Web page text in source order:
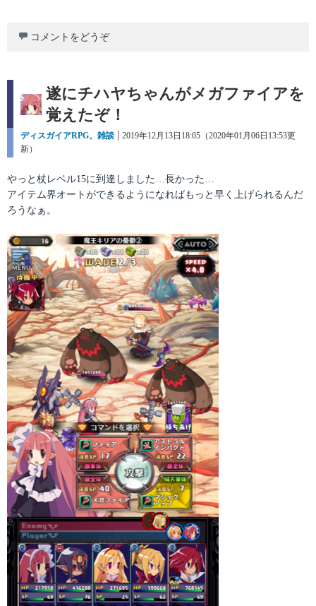
コメントをどうぞ
遂にチハヤちゃんがメガファイアを
覚えたぞ！
カ
テ
リ
ー
ディスガイアRPG、 雑談
投
2019年12月13日18:05（2020年01月06日13:53更
新）
やっと杖レベル15に到達しました…長かった…
アイテム界オートができるようになればもっと早く上げられるんだ
ろうなぁ。